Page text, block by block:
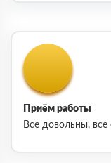
Приём работы
Все довольны, все